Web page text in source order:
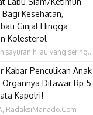
Bagi Kesehatan,
Ginjal Hingga
Kolesterol
sayuran hijau yang sering...
Kabar Penculikan Anak
Organnya Ditawar Rp 5
Kapolri!
RadaksiManado.Com -